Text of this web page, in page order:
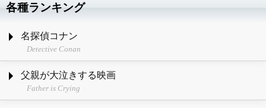
各種ランキング
名探偵コナン
Detective Conan
父親が大泣きする映画
Father is Crying